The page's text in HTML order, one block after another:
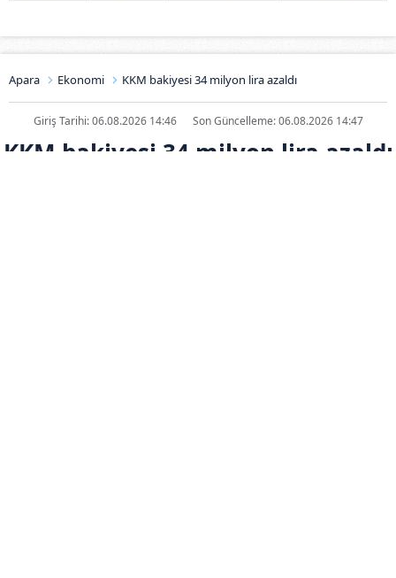
Apara Ekonomi KKM bakiyesi 34 milyon lira azaldı
Giriş Tarihi: 06.08.2026 14:46 Son Güncelleme: 06.08.2026 14:47
KKM bakiyesi 34 milyon lira azaldı